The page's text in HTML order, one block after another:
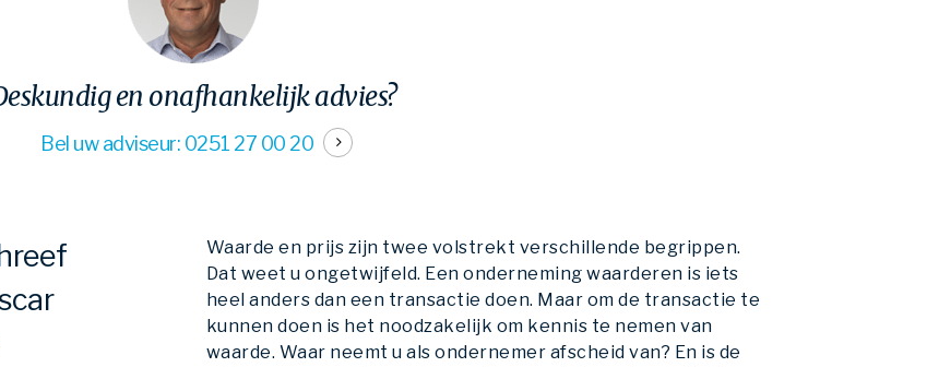
en onafhankelijk advies?
Bel uw adviseur: 0251 27 00 20
Waarde en prijs zijn twee volstrekt verschillende begrippen.
Dat weet u ongetwijfeld. Een onderneming waarderen is iets
heel anders dan een transactie doen. Maar om de transactie te
kunnen doen is het noodzakelijk om kennis te nemen van
waarde. Waar neemt u als ondernemer afscheid van? En is de